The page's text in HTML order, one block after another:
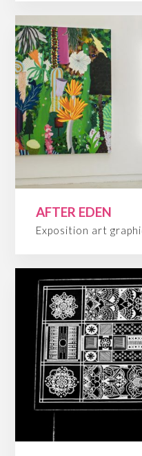
AFTER EDEN
Exposition art